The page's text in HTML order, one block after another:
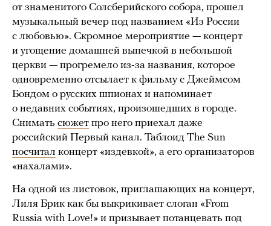
от знаменитого Солсберийского собора, прошел
музыкальный вечер под названием «Из России
с любовью». Скромное мероприятие — концерт
и угощение домашней выпечкой в небольшой
церкви — прогремело из-за названия, которое
одновременно отсылает к фильму с Джеймсом
Бондом о русских шпионах и напоминает
о недавних событиях, произошедших в городе.
Снимать сюжет про него приехал даже
российский Первый канал. Таблоид The Sun
посчитал концерт «издевкой», а его организаторов
«нахалами».
На одной из листовок, приглашающих на концерт,
Лиля Брик как бы выкрикивает слоган «From
Russia with Love!» и призывает потанцевать под